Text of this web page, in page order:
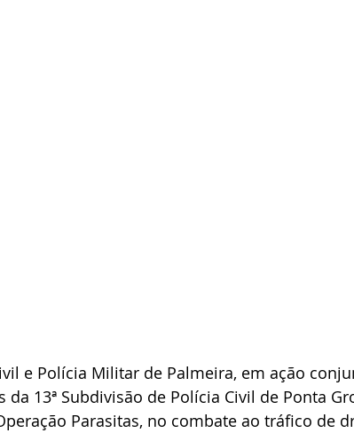
e Polícia Militar de Palmeira, em ação
13ª Subdivisão de Polícia Civil de Ponta
Parasitas, no combate ao tráfico de